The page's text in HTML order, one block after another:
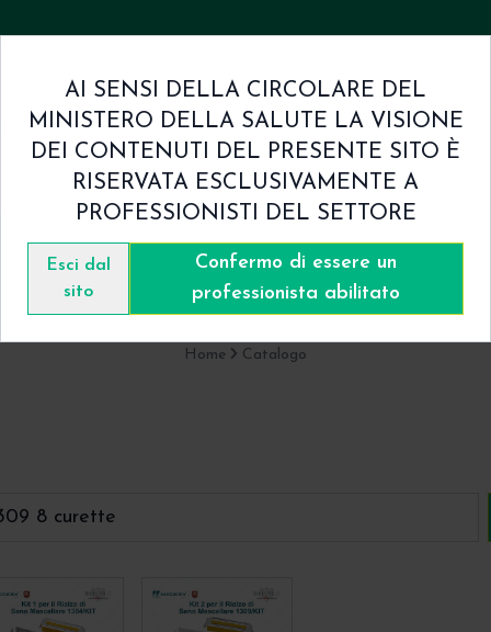
& CondizioniContatti
Catalogo
Home Catalogo
AI SENSI DELLA CIRCOLARE DEL
MINISTERO DELLA SALUTE LA VISIONE
DEI CONTENUTI DEL PRESENTE SITO È
RISERVATA ESCLUSIVAMENTE A
PROFESSIONISTI DEL SETTORE
Esci dal
sito
Confermo di essere un
professionista abilitato